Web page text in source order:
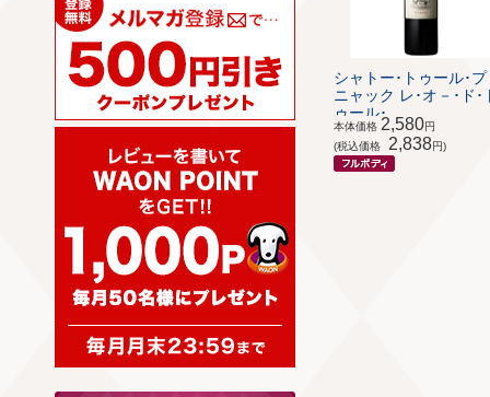
シャトー･トゥール･プ
ニャック レ･オ－･ド･
ゥール･...
本体価格 2,580円
(税込価格
2,838円)